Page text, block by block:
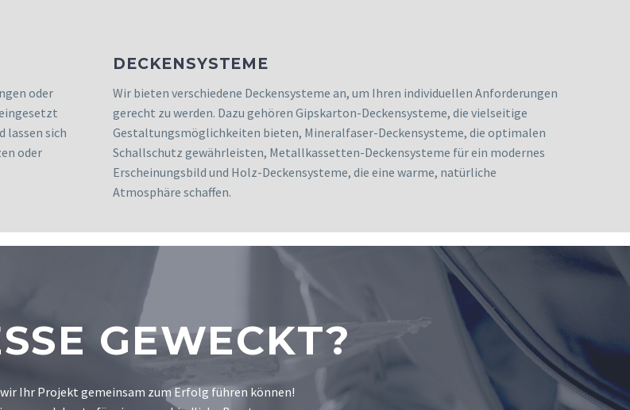
oder
lassen sich
oder
DECKENSYSTEME
Wir bieten verschiedene Deckensysteme an, um Ihren individuellen Anforderungen
gerecht zu werden. Dazu gehören Gipskarton-Deckensysteme, die vielseitige
Gestaltungsmöglichkeiten bieten, Mineralfaser-Deckensysteme, die optimalen
Schallschutz gewährleisten, Metallkassetten-Deckensysteme für ein modernes
Erscheinungsbild und Holz-Deckensysteme, die eine warme, natürliche
Atmosphäre schaffen.
GEWECKT?
wir Ihr Projekt gemeinsam zum Erfolg führen können!